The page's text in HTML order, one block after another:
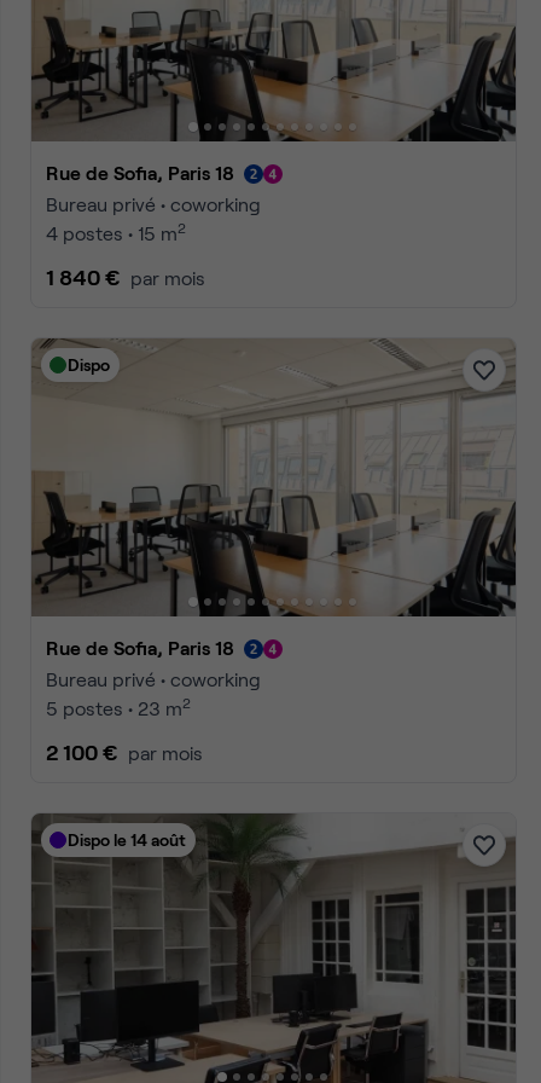
Accueil Location bureaux Paris Coworking Paris